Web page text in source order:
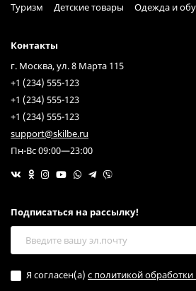
Туризм
Детские товары Одежда и
Контакты
г. Москва, ул. 8 Марта 115
+1 (234) 555-123
+1 (234) 555-123
+1 (234) 555-123
support@skilbe.ru
Пн-Вс 09:00—23:00
Подписаться на рассылкy!
Я согласен(a) с политикой